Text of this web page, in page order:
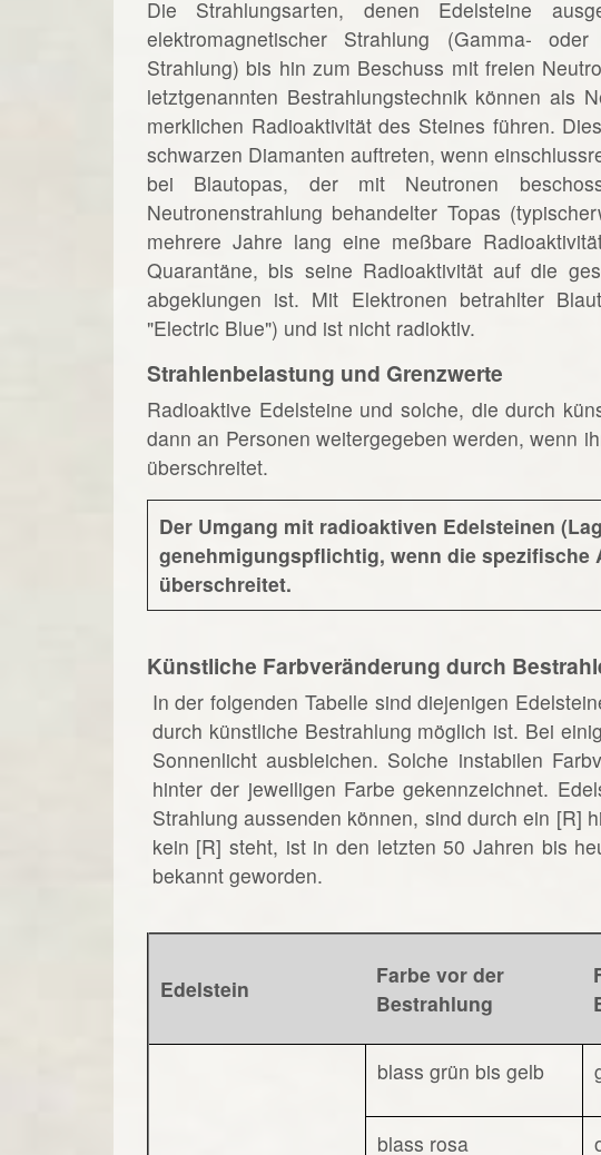
Die Strahlungsarten, denen Edelsteine
elektromagnetischer Strahlung (Gamma-
Strahlung) bis hin zum Beschuss mit freien
letztgenannten Bestrahlungstechnik können als
merklichen Radioaktivität des Steines führen.
schwarzen Diamanten auftreten, wenn
bei Blautopas, der mit Neutronen
Neutronenstrahlung behandelter Topas
mehrere Jahre lang eine meßbare
Quarantäne, bis seine Radioaktivität auf die
abgeklungen ist. Mit Elektronen betrahlter
"Electric Blue") und ist nicht radioktiv.
Strahlenbelastung und Grenzwerte
Radioaktive Edelsteine und solche, die durch
dann an Personen weitergegeben werden, wenn
überschreitet.
Der Umgang mit radioaktiven Edelsteinen
genehmigungspflichtig, wenn die spezifische
überschreitet.
Künstliche Farbveränderung durch
In der folgenden Tabelle sind diejenigen
durch künstliche Bestrahlung möglich ist. Bei
Sonnenlicht ausbleichen. Solche instabilen
hinter der jeweiligen Farbe gekennzeichnet.
Strahlung aussenden können, sind durch ein [R]
kein [R] steht, ist in den letzten 50 Jahren bis
bekannt geworden.
Edelstein
Farbe vor der
Bestrahlung
blass grün bis gelb
blass rosa